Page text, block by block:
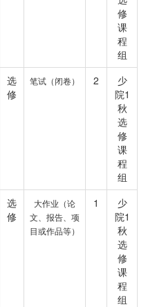
修
课
程
组
选
修
笔试（闭卷） 2
少
院1
秋
选
修
课
程
组
选
修
大作业（论
文、报告、项
目或作品等）
1
少
院1
秋
选
修
课
程
组